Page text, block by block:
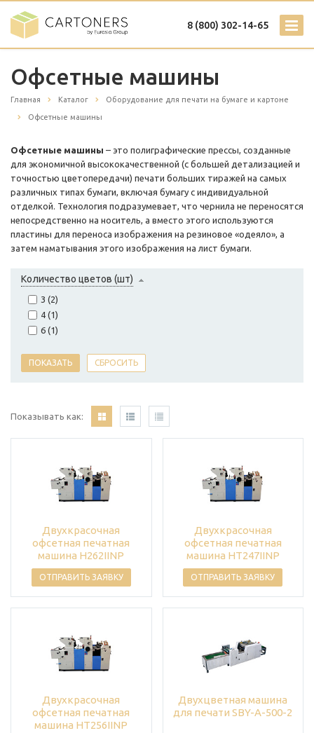
8 (800) 302-14-65
Офсетные машины
Главная Каталог Оборудование для печати на бумаге и картоне
Офсетные машины
Офсетные машины – это полиграфические прессы, созданные
для экономичной высококачественной (с большей детализацией и
точностью цветопередачи) печати больших тиражей на самых
различных типах бумаги, включая бумагу с индивидуальной
отделкой. Технология подразумевает, что чернила не переносятся
непосредственно на носитель, а вместо этого используются
пластины для переноса изображения на резиновое «одеяло», а
затем наматывания этого изображения на лист бумаги.
Количество цветов (шт)
3 (2)
4 (1)
6 (1)
Показывать как:
Двухкрасочная
офсетная печатная
машина H262IINP
ОТПРАВИТЬ ЗАЯВКУ
Двухкрасочная
офсетная печатная
машина HT247IINP
ОТПРАВИТЬ ЗАЯВКУ
Двухкрасочная
офсетная печатная
машина HT256IINP
Двухцветная машина
для печати SBY-A-500-2